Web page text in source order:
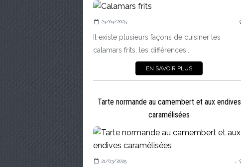
23/03/2025
Il existe plusieurs façons de cuisiner les
calamars frits, les différences...
EN SAVOIR PLUS
Tarte normande au camembert et aux endives
caramélisées
21/03/2025